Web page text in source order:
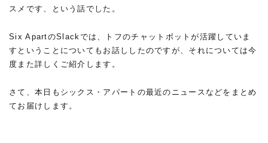
スメです、という話でした。
Six ApartのSlackでは、トフのチャットボットが活躍していま
すということについてもお話ししたのですが、それについては今
度また詳しくご紹介します。
さて、本日もシックス・アパートの最近のニュースなどをまとめ
てお届けします。